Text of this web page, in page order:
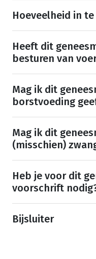
Hoeveelheid in
Heeft dit
besturen van
Mag ik dit
borstvoeding
Mag ik dit
(misschien)
Heb je voor dit
voorschrift
Bijsluiter